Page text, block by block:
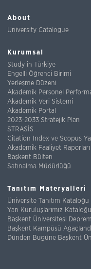
About
University Catalogue
Kurumsal
Study in Türkiye
Engelli Öğrenci Birimi
Yerleşme Düzeni
Akademik Personel
Akademik Veri Sistemi
Akademik Portal
2023-2033 Stratejik Plan
STRASİS
Citation Index ve Scopus
Akademik Faaliyet Raporları
Başkent Bülten
Satınalma Müdürlüğü
Tanıtım Materyalleri
Üniversite Tanıtım Kataloğu
Yan Kuruluşlarımız Kataloğu
Başkent Üniversitesi
Başkent Kampüsü
Dünden Bugüne Başkent